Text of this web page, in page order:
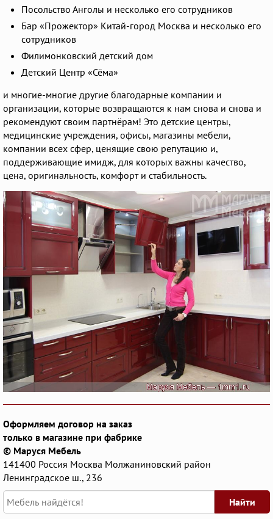
Посольство Анголы и несколько его сотрудников
Бар «Прожектор» Китай-город Москва и несколько его
сотрудников
Филимонковский детский дом
Детский Центр «Сёма»
и многие-многие другие благодарные компании и
организации, которые возвращаются к нам снова и снова и
рекомендуют своим партнёрам! Это детские центры,
медицинские учреждения, офисы, магазины мебели,
компании всех сфер, ценящие свою репутацию и,
поддерживающие имидж, для которых важны качество,
цена, оригинальность, комфорт и стабильность.
Оформляем договор на заказ
только в магазине при фабрике
© Маруся Мебель
141400 Россия Москва Молжаниновский район
Ленинградское ш., 236
Найти